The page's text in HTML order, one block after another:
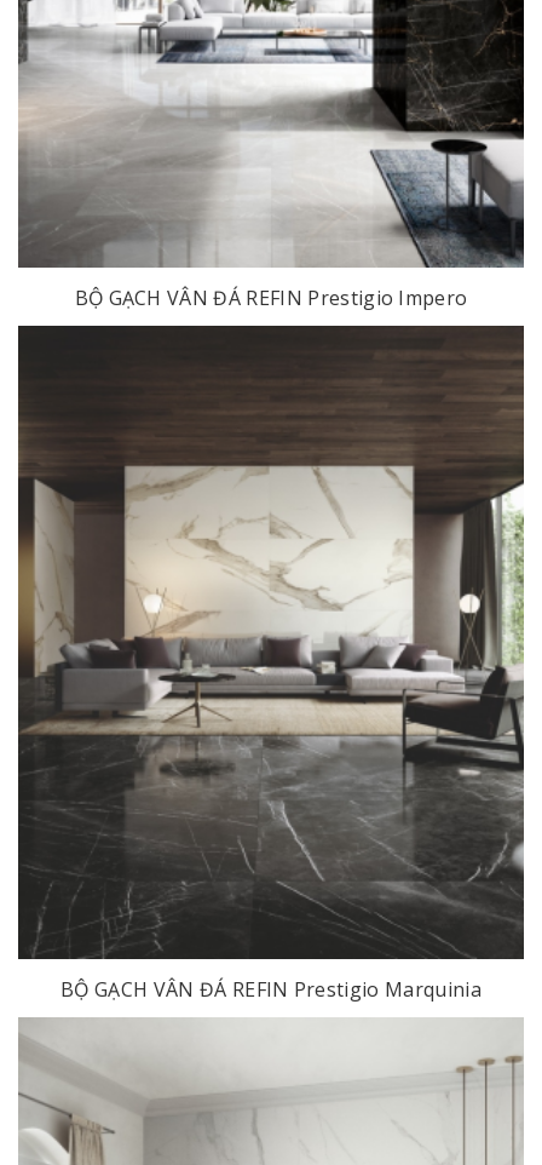
BỘ GẠCH VÂN ĐÁ REFIN Prestigio Impero
BỘ GẠCH VÂN ĐÁ REFIN Prestigio Marquinia